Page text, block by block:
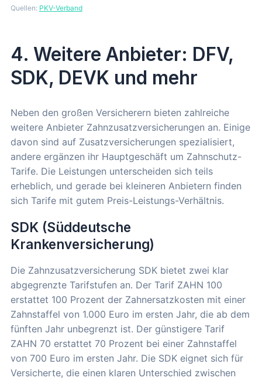
Quellen: PKV-Verband
4. Weitere Anbieter: DFV,
SDK, DEVK und mehr
Neben den großen Versicherern bieten zahlreiche
weitere Anbieter Zahnzusatzversicherungen an. Einige
davon sind auf Zusatzversicherungen spezialisiert,
andere ergänzen ihr Hauptgeschäft um Zahnschutz-
Tarife. Die Leistungen unterscheiden sich teils
erheblich, und gerade bei kleineren Anbietern finden
sich Tarife mit gutem Preis-Leistungs-Verhältnis.
SDK (Süddeutsche
Krankenversicherung)
Die Zahnzusatzversicherung SDK bietet zwei klar
abgegrenzte Tarifstufen an. Der Tarif ZAHN 100
erstattet 100 Prozent der Zahnersatzkosten mit einer
Zahnstaffel von 1.000 Euro im ersten Jahr, die ab dem
fünften Jahr unbegrenzt ist. Der günstigere Tarif
ZAHN 70 erstattet 70 Prozent bei einer Zahnstaffel
von 700 Euro im ersten Jahr. Die SDK eignet sich für
Versicherte, die einen klaren Unterschied zwischen